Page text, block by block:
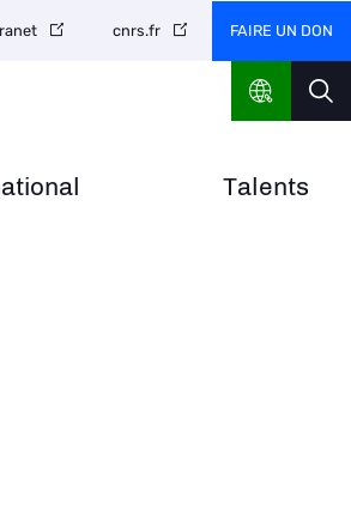
Talents
cnrs.fr FAIRE UN DON